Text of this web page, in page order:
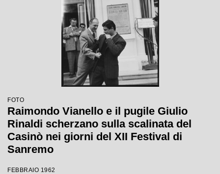
FOTO
Raimondo Vianello e il pugile Giulio
Rinaldi scherzano sulla scalinata del
Casinò nei giorni del XII Festival di
Sanremo
FEBBRAIO 1962